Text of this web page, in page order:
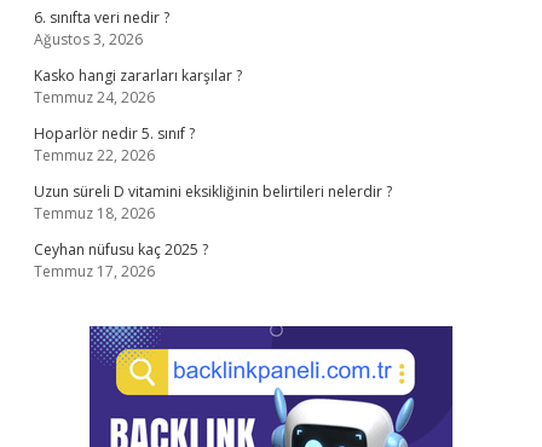
6. sınıfta veri nedir ?
Ağustos 3, 2026
Kasko hangi zararları karşılar ?
Temmuz 24, 2026
Hoparlör nedir 5. sınıf ?
Temmuz 22, 2026
Uzun süreli D vitamini eksikliğinin belirtileri nelerdir ?
Temmuz 18, 2026
Ceyhan nüfusu kaç 2025 ?
Temmuz 17, 2026